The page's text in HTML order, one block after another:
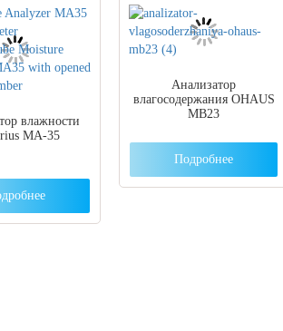
влажности
МА-35
Анализатор
влагосодержания OHAUS
MB23
Подробнее